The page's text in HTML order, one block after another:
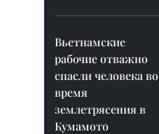
Вьетнамские
рабочие отважно
спасли человека во
время
землетрясения в
Кумамото